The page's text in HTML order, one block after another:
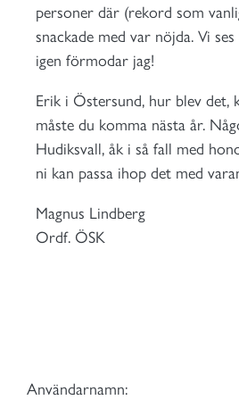
personer där (rekord som
snackade med var nöjda. Vi
igen förmodar jag!
Erik i Östersund, hur blev det,
måste du komma nästa år.
Hudiksvall, åk i så fall med
ni kan passa ihop det med
Magnus Lindberg
Ordf. ÖSK
Användarnamn: